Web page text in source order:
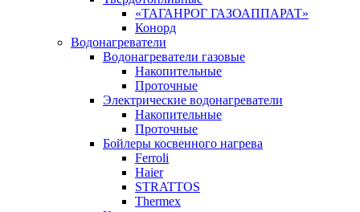
«ТАГАНРОГ ГАЗОАППАРАТ»
Конорд
Водонагреватели
Водонагреватели газовые
Накопительные
Проточные
Электрические водонагреватели
Накопительные
Проточные
Бойлеры косвенного нагрева
Ferroli
Haier
STRATTOS
Thermex